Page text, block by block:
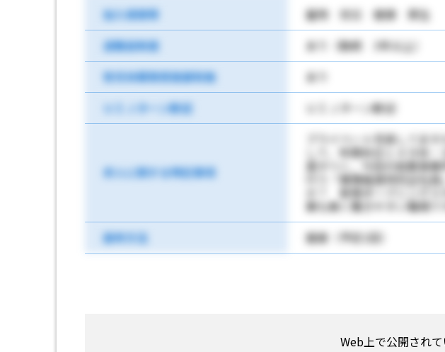
加入保険等
雇用 労災 健康 厚生
退職金制度
あり（勤続 3年以上）
育児休業取得実績有無
あり
ＵＩＪターン歓迎
ＵＩＪターン歓迎
求人に関する特記事項
プライベート充実してま
して、年間休日１４９休
進すべく、今回の就業事
行う「業務推進特別正社
か？ 新規オープニング
業も無く働きやすい職
選考方法
面接（予定1回）
Web上で公開されて